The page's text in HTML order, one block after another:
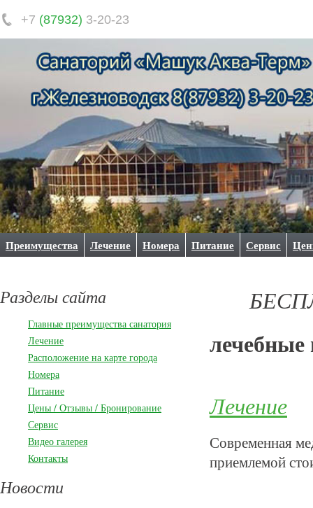
+7 (87932) 3-20-23
Преимущества Лечение Номера Питание Сервис
Разделы сайта
Главные преимущества санатория
Лечение
Расположение на карте города
Номера
Питание
Цены / Отзывы / Бронирование
Сервис
Видео галерея
Контакты
Новости
Лечение
Современная
приемлемой